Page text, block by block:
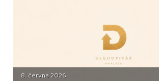
8. června 2026